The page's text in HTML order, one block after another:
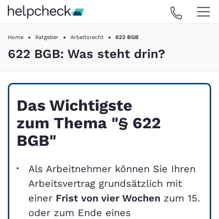
Home Ratgeber Arbeitsrecht 622 BGB
622 BGB: Was steht drin?
Das Wichtigste
zum Thema "§ 622
BGB"
Als Arbeitnehmer können Sie Ihren
Arbeitsvertrag grundsätzlich mit
einer Frist von vier Wochen zum 15.
oder zum Ende eines